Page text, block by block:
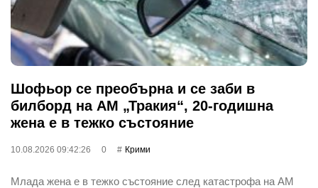
Шофьор се преобърна и се заби в
билборд на АМ „Тракия“, 20-годишна
жена е в тежко състояние
10.08.2026 09:42:26 0 Крими
Млада жена е в тежко състояние след катастрофа на АМ